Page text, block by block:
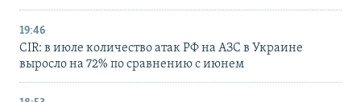
19:46
CIR: в июле количество атак РФ на АЗС в Украине
выросло на 72% по сравнению с июнем